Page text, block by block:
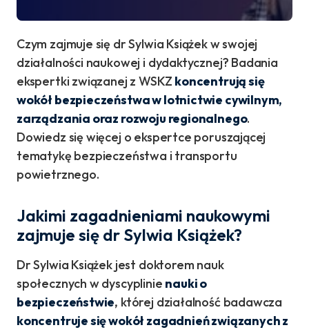
Czym zajmuje się dr Sylwia Książek w swojej
działalności naukowej i dydaktycznej? Badania
ekspertki związanej z WSKZ koncentrują się
wokół bezpieczeństwa w lotnictwie cywilnym,
zarządzania oraz rozwoju regionalnego.
Dowiedz się więcej o ekspertce poruszającej
tematykę bezpieczeństwa i transportu
powietrznego.
Jakimi zagadnieniami naukowymi
zajmuje się dr Sylwia Książek?
Dr Sylwia Książek jest doktorem nauk
społecznych w dyscyplinie nauki o
bezpieczeństwie, której działalność badawcza
koncentruje się wokół zagadnień związanych z